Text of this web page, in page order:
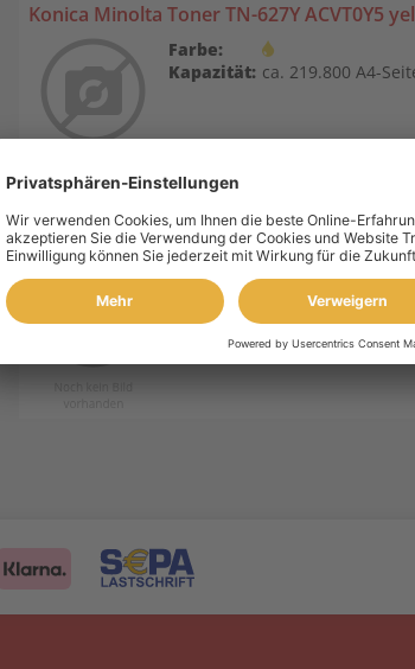
Konica Minolta Toner TN-627Y ACVT0Y5
Farbe:
Kapazität: ca. 219.800 A4-
Konica Minolta Toner TN-627M ACVT0Y4
Farbe:
Kapazität:
ca. 180.600 A4-